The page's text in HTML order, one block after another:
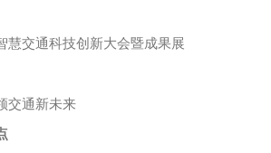
慧交通科技创新大会暨成果展
交通新未来